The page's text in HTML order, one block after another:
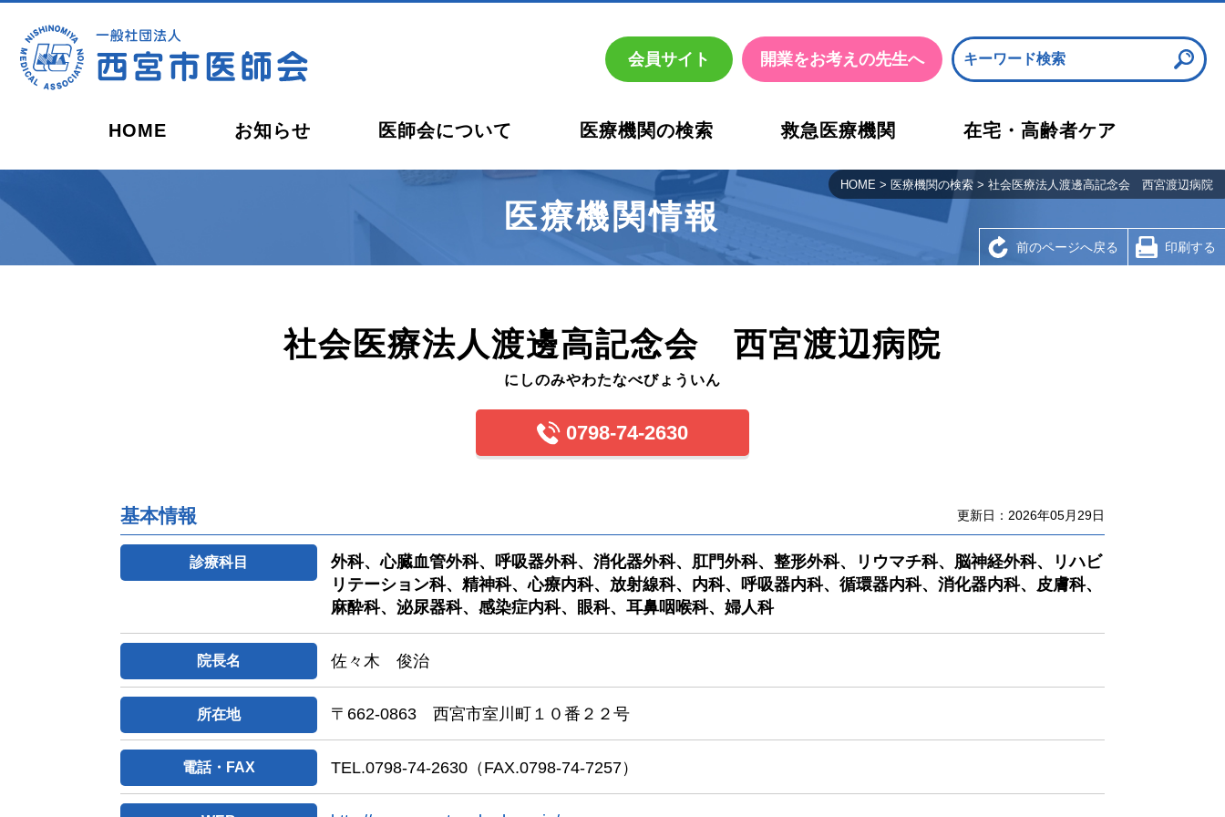
会員サイト
HOME お知らせ 医師会について
開業をお考えの先生方へ 活動内容 沿革・概要・アクセス
西宮健康開発センター 西宮市医師会診療所 健診部 西宮市医師会診療所 臨床検査部 西宮市医師会看護専門学校
医療機関の検索 救急医療機関
休日・夜間の救急当番 休日・夜間の医療機関名簿 西宮市応急診療所
在宅・高齢者ケア
開業をお考えの先生へ
HOME > 医療機関の検索 > 社会医療法人渡邊高記念会 西宮渡辺病院
医療機関情報
前のページへ戻る 印刷する
社会医療法人渡邊高記念会 西宮渡辺病院
にしのみやわたなべびょういん
0798-74-2630
基本情報 更新日：2026年05月29日
診療科目
外科、心臓血管外科、呼吸器外科、消化器外科、肛門外科、整形外科、リウマチ科、脳神経外科、リハビ
リテーション科、精神科、心療内科、放射線科、内科、呼吸器内科、循環器内科、消化器内科、皮膚科、
麻酔科、泌尿器科、感染症内科、眼科、耳鼻咽喉科、婦人科
院長名 佐々木 俊治
所在地 〒662-0863 西宮市室川町１０番２２号
電話・FAX TEL.0798-74-2630 （FAX.0798-74-7257）